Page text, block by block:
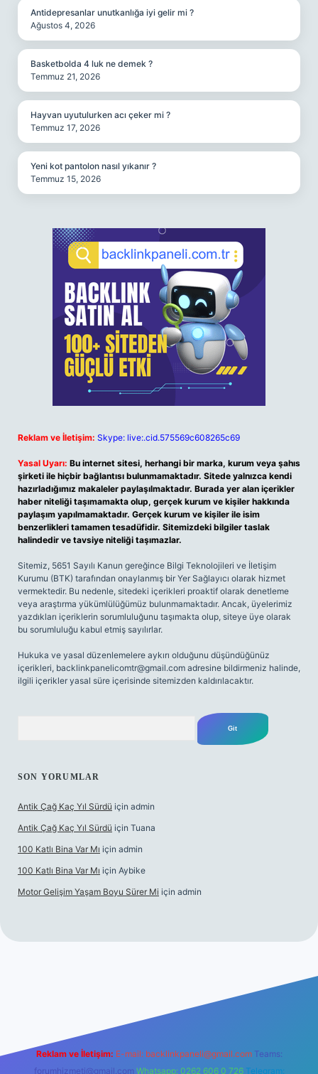
Antidepresanlar unutkanlığa iyi gelir mi ?
Ağustos 4, 2026
Basketbolda 4 luk ne demek ?
Temmuz 21, 2026
Hayvan uyutulurken acı çeker mi ?
Temmuz 17, 2026
Yeni kot pantolon nasıl yıkanır ?
Temmuz 15, 2026
Reklam ve İletişim: Skype: live:.cid.575569c608265c69
Yasal Uyarı: Bu internet sitesi, herhangi bir marka, kurum veya şahıs
şirketi ile hiçbir bağlantısı bulunmamaktadır. Sitede yalnızca kendi
hazırladığımız makaleler paylaşılmaktadır. Burada yer alan içerikler
haber niteliği taşımamakta olup, gerçek kurum ve kişiler hakkında
paylaşım yapılmamaktadır. Gerçek kurum ve kişiler ile isim
benzerlikleri tamamen tesadüfidir. Sitemizdeki bilgiler taslak
halindedir ve tavsiye niteliği taşımazlar.
Sitemiz, 5651 Sayılı Kanun gereğince Bilgi Teknolojileri ve İletişim
Kurumu (BTK) tarafından onaylanmış bir Yer Sağlayıcı olarak hizmet
vermektedir. Bu nedenle, sitedeki içerikleri proaktif olarak denetleme
veya araştırma yükümlülüğümüz bulunmamaktadır. Ancak, üyelerimiz
yazdıkları içeriklerin sorumluluğunu taşımakta olup, siteye üye olarak
bu sorumluluğu kabul etmiş sayılırlar.
Hukuka ve yasal düzenlemelere aykırı olduğunu düşündüğünüz
içerikleri, backlinkpanelicomtr@gmail.com adresine bildirmeniz halinde,
ilgili içerikler yasal süre içerisinde sitemizden kaldırılacaktır.
SON YORUMLAR
Antik Çağ Kaç Yıl Sürdü için admin
Antik Çağ Kaç Yıl Sürdü için Tuana
100 Katlı Bina Var Mı için admin
100 Katlı Bina Var Mı için Aybike
Motor Gelişim Yaşam Boyu Sürer Mi için admin
Reklam ve İletişim: E-mail: backlinkpaneli@gmail.com Teams:
forumhizmeti@gmail.com Whatsapp: 0262 606 0 726 Telegram: